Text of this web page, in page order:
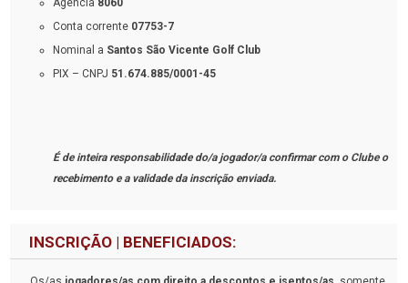
Agência 8060
Conta corrente 07753-7
Nominal a Santos São Vicente Golf Club
PIX – CNPJ 51.674.885/0001-45
É de inteira responsabilidade do/a jogador/a confirmar com o Clube o
recebimento e a validade da inscrição enviada.
INSCRIÇÃO | BENEFICIADOS: